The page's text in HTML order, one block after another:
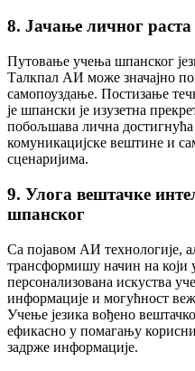
8. Јачање личног
Путовање учења шпанског
Талкпал АИ може значајно
самопоуздање. Постизање
је шпански је изузетна
побољшава лична
комуникацијске вештине и
сценаријима.
9. Улога вештачке
шпанског
Са појавом АИ технологије,
трансформишу начин на који
персонализована искуства
информације и могућност
Учење језика вођено
ефикасно у помагању
задрже информације.